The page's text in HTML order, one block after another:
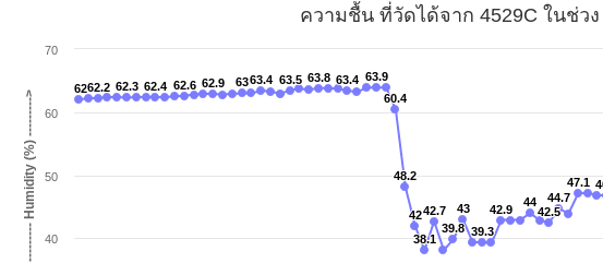
--------- Humidity (%) --------->
ความชื้น ที่วัดได้จาก 4529C ในช่ว
62
6262.2
62.2 62.3
62.3 62.4
62.4 62.6
62.6 62.9
62.9 63
6363.4
63.4 63.5
63.5 63.8
63.8 63.4
63.4 63.9
63.9
60.4
60.4
48.2
48.2
42
42
38.1
38.1
42.7
42.7
39.8
39.8
43
43
39.3
39.3
42.9
42.9
44
44
42.5
42.5
44.7
44.7
47.1
47.1
40
50
60
70